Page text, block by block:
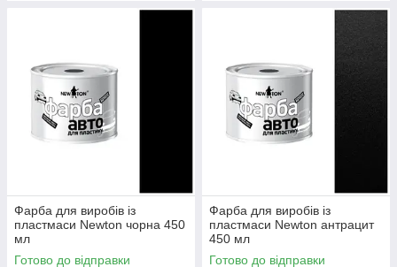
Фарба для виробів із
пластмаси Newton чорна 450
мл
Готово до відправки
Фарба для виробів із
пластмаси Newton антрацит
450 мл
Готово до відправки